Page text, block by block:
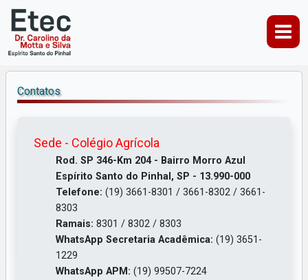
Contatos
Sede - Colégio Agrícola
Rod. SP 346-Km 204 - Bairro Morro Azul
Espírito Santo do Pinhal, SP - 13.990-000
Telefone: (19) 3661-8301 / 3661-8302 / 3661-
8303
Ramais: 8301 / 8302 / 8303
WhatsApp Secretaria Acadêmica: (19) 3651-
1229
WhatsApp APM: (19) 99507-7224